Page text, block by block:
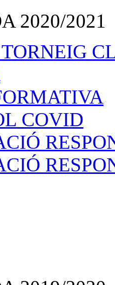
2020/2021
COVID